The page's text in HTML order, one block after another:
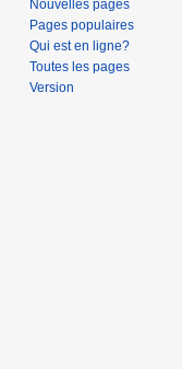
Nouvelles pages
Pages populaires
Qui est en ligne?
Toutes les pages
Version